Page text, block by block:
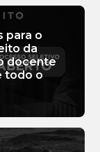
para o
da
docente
todo o